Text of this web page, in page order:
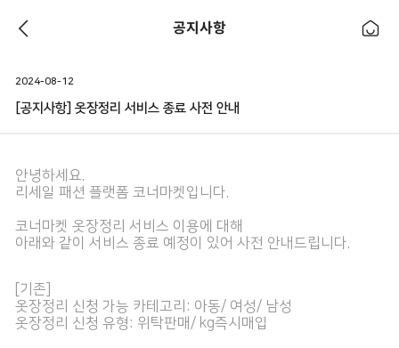
공지사항
2024-08-12
[공지사항] 옷장정리 서비스 종료 사전 안내
안녕하세요.
리세일 패션 플랫폼 코너마켓입니다.
코너마켓 옷장정리 서비스 이용에 대해
아래와 같이 서비스 종료 예정이 있어 사전 안내드립니다.
[기존]
옷장정리 신청 가능 카테고리: 아동/ 여성/ 남성
옷장정리 신청 유형: 위탁판매/ kg즉시매입